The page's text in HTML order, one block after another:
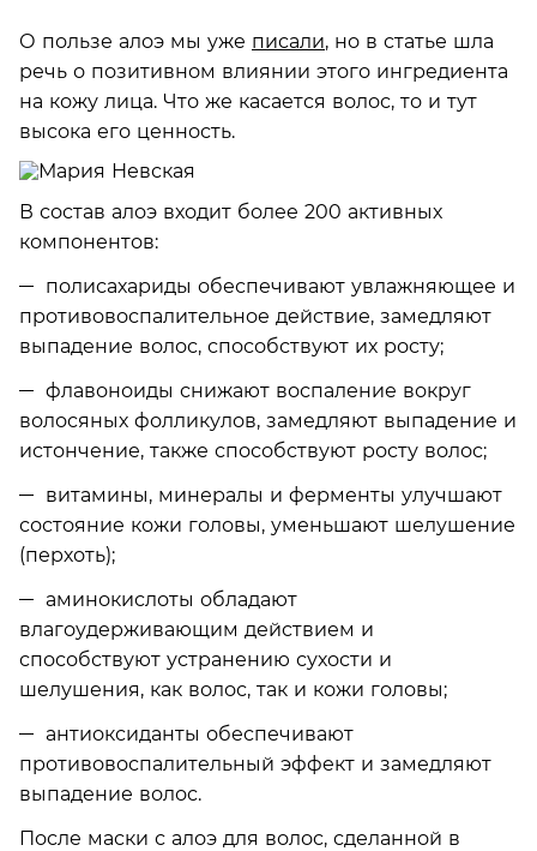
О пользе алоэ мы уже писали, но в статье шла
речь о позитивном влиянии этого ингредиента
на кожу лица. Что же касается волос, то и тут
высока его ценность.
В состав алоэ входит более 200 активных
компонентов:
полисахариды обеспечивают увлажняющее и
противовоспалительное действие, замедляют
выпадение волос, способствуют их росту;
флавоноиды снижают воспаление вокруг
волосяных фолликулов, замедляют выпадение и
истончение, также способствуют росту волос;
витамины, минералы и ферменты улучшают
состояние кожи головы, уменьшают шелушение
(перхоть);
аминокислоты обладают
влагоудерживающим действием и
способствуют устранению сухости и
шелушения, как волос, так и кожи головы;
антиоксиданты обеспечивают
противовоспалительный эффект и замедляют
выпадение волос.
После маски с алоэ для волос, сделанной в